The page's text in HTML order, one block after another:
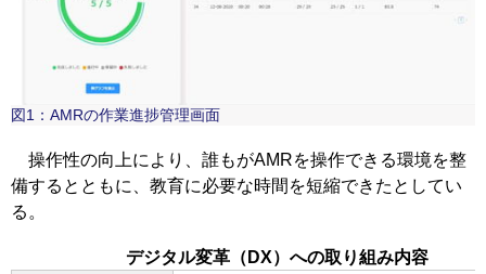
図1：AMRの作業進捗管理画面
操作性の向上により、誰もがAMRを操作できる環境を整
備するとともに、教育に必要な時間を短縮できたとしてい
る。
デジタル変革（DX）への取り組み内容